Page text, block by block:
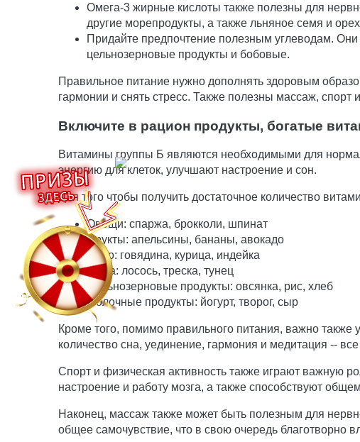
Омега-3 жирные кислоты также полезны для
другие морепродукты, а также льняное семя и
Придайте предпочтение полезным углеводам.
цельнозерновые продукты и бобовые.
Правильное питание нужно дополнять здоровым
гармонии и снять стресс. Также полезны массаж, спорт
Включите в рацион продукты, богатые
Витамины группы Б являются необходимыми для
энергию для клеток, улучшают настроение и сон.
Для того чтобы получить достаточное количество
Овощи: спаржа, брокколи, шпинат
Фрукты: апельсины, бананы, авокадо
Мясо: говядина, курица, индейка
Рыба: лосось, треска, тунец
Цельнозерновые продукты: овсянка, рис, хлеб
Молочные продукты: йогурт, творог, сыр
Кроме того, помимо правильного питания, важно
количество сна, уединение, гармония и медитация --
Спорт и физическая активность также играют важную
настроение и работу мозга, а также способствуют
Наконец, массаж также может быть полезным для
общее самочувствие, что в свою очередь благотворно